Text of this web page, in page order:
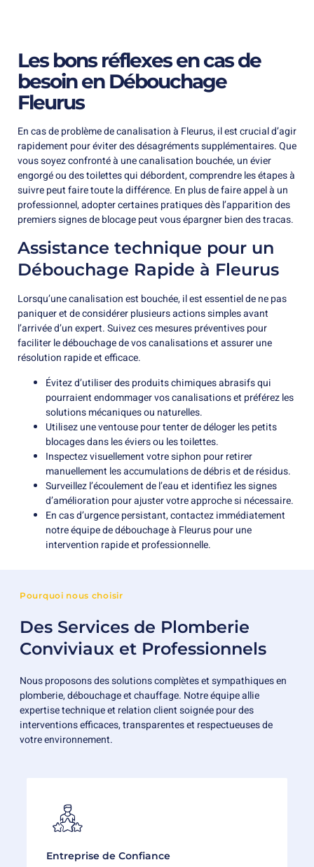
Les bons réflexes en cas de
besoin en Débouchage
Fleurus
En cas de problème de canalisation à Fleurus, il est crucial d’agir
rapidement pour éviter des désagréments supplémentaires. Que
vous soyez confronté à une canalisation bouchée, un évier
engorgé ou des toilettes qui débordent, comprendre les étapes à
suivre peut faire toute la différence. En plus de faire appel à un
professionnel, adopter certaines pratiques dès l’apparition des
premiers signes de blocage peut vous épargner bien des tracas.
Assistance technique pour un
Débouchage Rapide à Fleurus
Lorsqu’une canalisation est bouchée, il est essentiel de ne pas
paniquer et de considérer plusieurs actions simples avant
l’arrivée d’un expert. Suivez ces mesures préventives pour
faciliter le débouchage de vos canalisations et assurer une
résolution rapide et efficace.
Évitez d’utiliser des produits chimiques abrasifs qui
pourraient endommager vos canalisations et préférez les
solutions mécaniques ou naturelles.
Utilisez une ventouse pour tenter de déloger les petits
blocages dans les éviers ou les toilettes.
Inspectez visuellement votre siphon pour retirer
manuellement les accumulations de débris et de résidus.
Surveillez l’écoulement de l’eau et identifiez les signes
d’amélioration pour ajuster votre approche si nécessaire.
En cas d’urgence persistant, contactez immédiatement
notre équipe de débouchage à Fleurus pour une
intervention rapide et professionnelle.
Pourquoi nous choisir
Des Services de Plomberie
Conviviaux et Professionnels
Nous proposons des solutions complètes et sympathiques en
plomberie, débouchage et chauffage. Notre équipe allie
expertise technique et relation client soignée pour des
interventions efficaces, transparentes et respectueuses de
votre environnement.
Entreprise de Confiance